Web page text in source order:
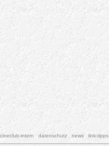
cineclub-intern datenschutz news link-tipps